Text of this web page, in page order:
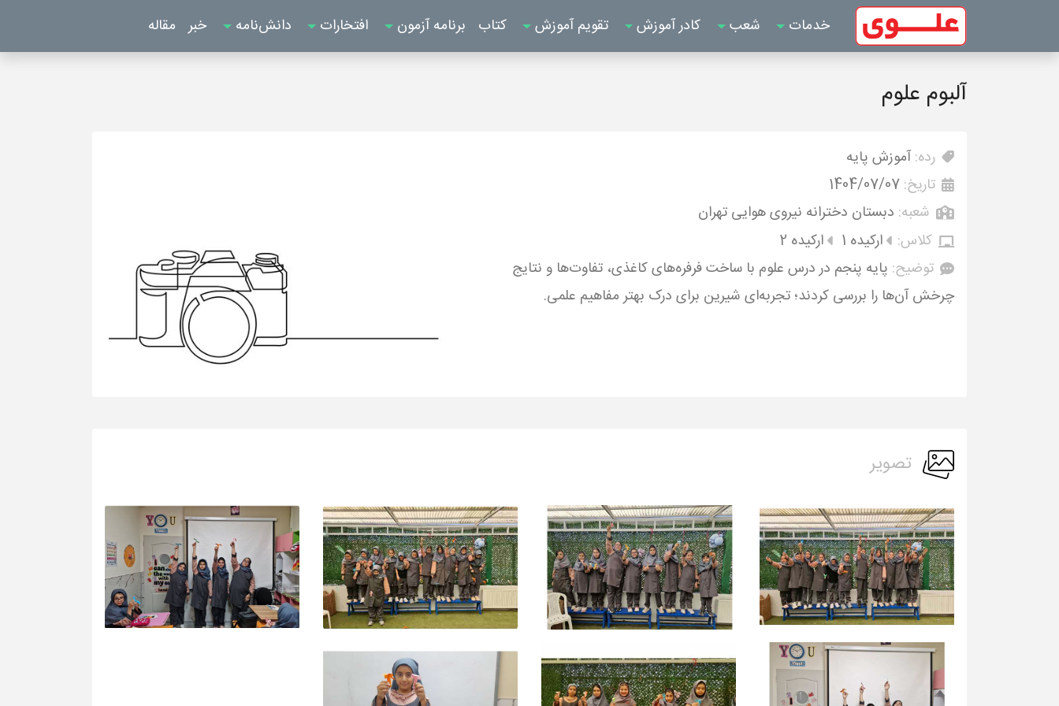
خدمات شعب کادر آموزش تقویم آموزش کتاب برنامه آزمون افتخارات دانش‌نامه خبر مقاله
آلبوم علوم
رده: آموزش پایه
تاریخ: 1404/07/07
شعبه: دبستان دخترانه نیروی هوایی تهران
کلاس:
ارکیده 1
ارکیده 2
توضیح: پایه پنجم در درس علوم با ساخت فرفره‌های کاغذی، تفاوت‌ها و نتایج
چرخش آن‌ها را بررسی کردند؛ تجربه‌ای شیرین برای درک بهتر مفاهیم علمی.
تصویر